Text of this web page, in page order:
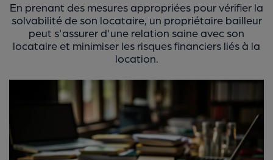
En prenant des mesures appropriées pour vérifier la
solvabilité de son locataire, un propriétaire bailleur
peut s'assurer d'une relation saine avec son
locataire et minimiser les risques financiers liés à la
location.